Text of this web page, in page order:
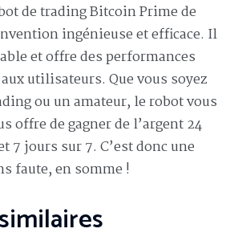
de trading Bitcoin Prime de
ingénieuse et efficace. Il
et offre des performances
utilisateurs. Que vous soyez
ou un amateur, le robot vous
offre de gagner de l’argent 24
7 jours sur 7. C’est donc une
faute, en somme !